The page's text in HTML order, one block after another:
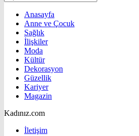
Anasayfa
Anne ve Çocuk
Sağlık
İlişkiler
Moda
Kültür
Dekorasyon
Güzellik
Kariyer
Magazin
Kadınız.com
İletişim